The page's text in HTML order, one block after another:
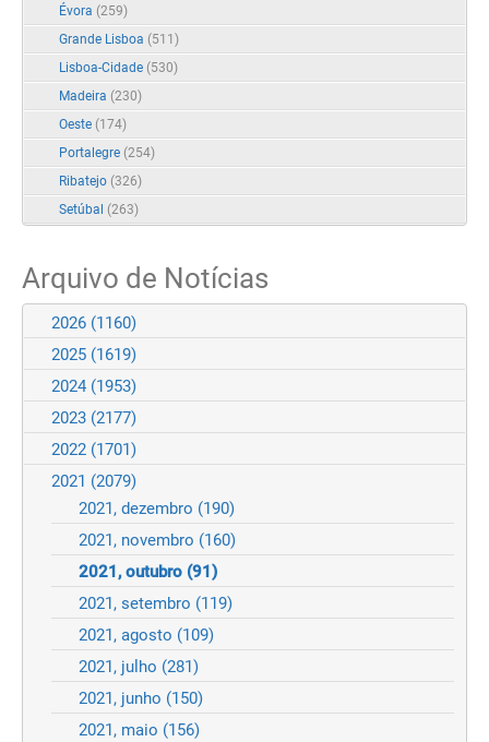
Évora (259)
Grande Lisboa (511)
Lisboa-Cidade (530)
Madeira (230)
Oeste (174)
Portalegre (254)
Ribatejo (326)
Setúbal (263)
Arquivo de Notícias
2026 (1160)
2025 (1619)
2024 (1953)
2023 (2177)
2022 (1701)
2021 (2079)
2021, dezembro (190)
2021, novembro (160)
2021, outubro (91)
2021, setembro (119)
2021, agosto (109)
2021, julho (281)
2021, junho (150)
2021, maio (156)